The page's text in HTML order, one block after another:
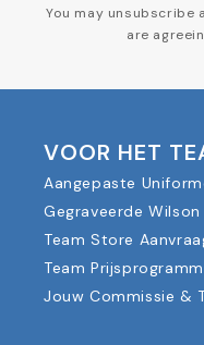
You may unsubscribe
are
VOOR HET
Aangepaste
Gegraveerde
Team Store
Team
Jouw Commissie &